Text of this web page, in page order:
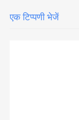
एक टिप्पणी भेजें